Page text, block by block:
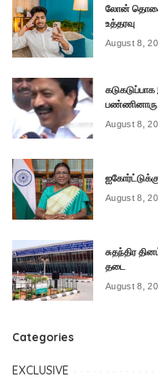
லோன் தொகை
உத்தரவு
August 8,
August 8,
ஐகோர்ட்டுக்கு
August 8,
சுதந்திர
தடை
August 8,
Categories
EXCLUSIVE